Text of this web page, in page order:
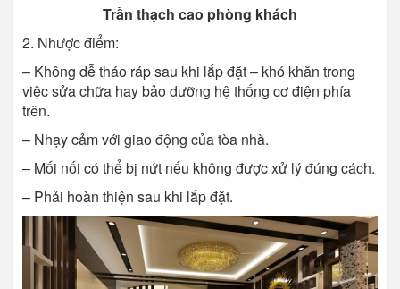
Trần thạch cao phòng khách
2. Nhược điểm:
– Không dễ tháo ráp sau khi lắp đặt – khó khăn trong
việc sửa chữa hay bảo dưỡng hệ thống cơ điện phía
trên.
– Nhạy cảm với giao động của tòa nhà.
– Mối nối có thể bị nứt nếu không được xử lý đúng cách.
– Phải hoàn thiện sau khi lắp đặt.